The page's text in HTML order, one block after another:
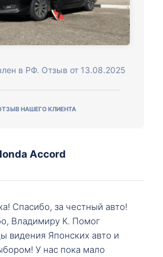
в РФ. Отзыв от 13.08.2025
НАШЕГО КЛИЕНТА
Accord
Спасибо, за честный авто!
Владимиру К. Помог
видения Японских авто и
У нас пока мало